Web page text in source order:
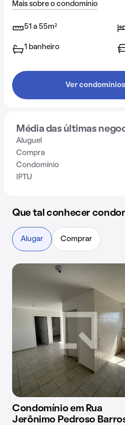
Mais sobre o condomínio
51 a 55m²
1 banheiro
Ver
Média das últimas
Aluguel
Compra
Condomínio
IPTU
Que tal conhecer
Alugar Comprar
Condomínio em Rua
Jerônimo Pedroso